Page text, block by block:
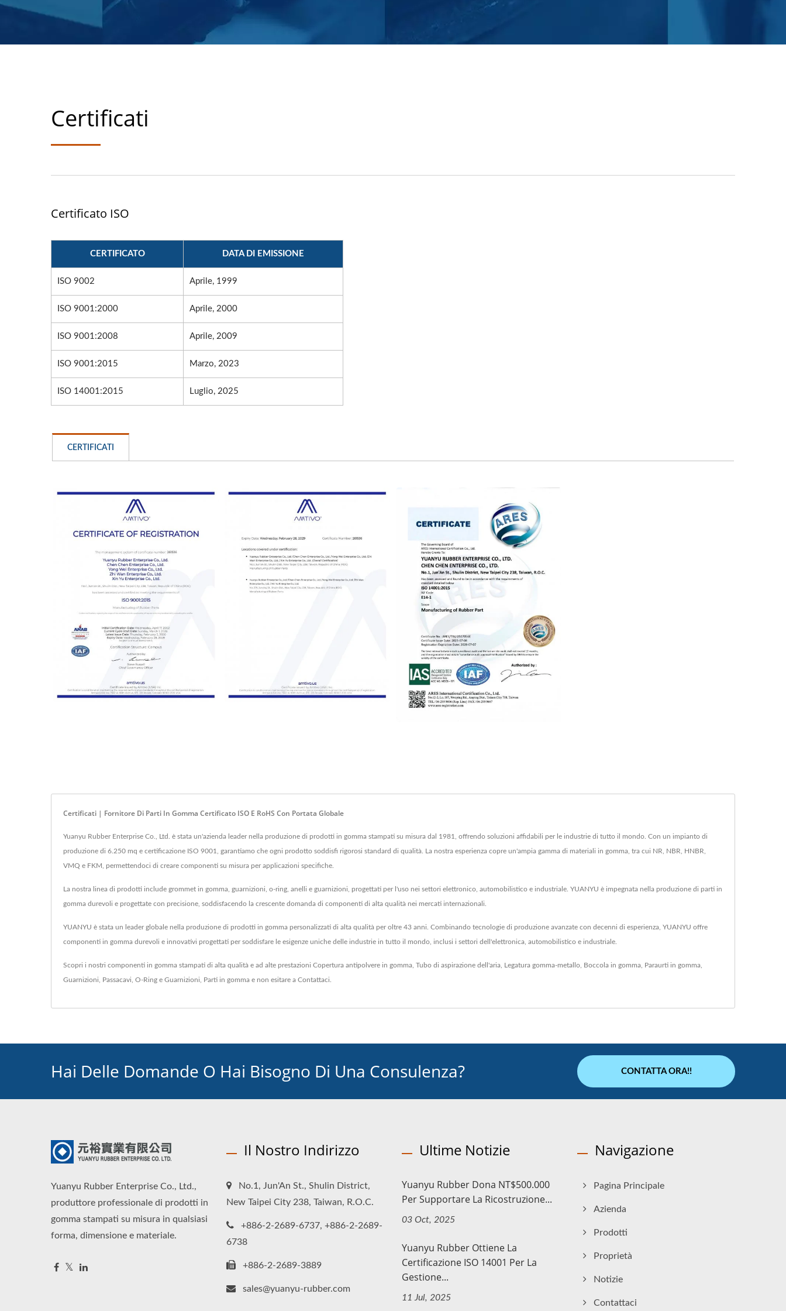
Certificati
Certificato ISO
CERTIFICATO DATA DI EMISSIONE
ISO 9002 Aprile, 1999
ISO 9001:2000 Aprile, 2000
ISO 9001:2008 Aprile, 2009
ISO 9001:2015 Marzo, 2023
ISO 14001:2015 Luglio, 2025
CERTIFICATI
Certificati | Fornitore Di Parti In Gomma Certificato ISO E RoHS Con Portata Globale
Yuanyu Rubber Enterprise Co., Ltd. è stata un'azienda leader nella produzione di prodotti in gomma stampati su misura dal 1981, offrendo soluzioni affidabili per le industrie di tutto il mondo. Con un impianto di
produzione di 6.250 mq e certificazione ISO 9001, garantiamo che ogni prodotto soddisfi rigorosi standard di qualità. La nostra esperienza copre un'ampia gamma di materiali in gomma, tra cui NR, NBR, HNBR,
VMQ e FKM, permettendoci di creare componenti su misura per applicazioni specifiche.
La nostra linea di prodotti include grommet in gomma, guarnizioni, o-ring, anelli e guarnizioni, progettati per l'uso nei settori elettronico, automobilistico e industriale. YUANYU è impegnata nella produzione di parti in
gomma durevoli e progettate con precisione, soddisfacendo la crescente domanda di componenti di alta qualità nei mercati internazionali.
YUANYU è stata un leader globale nella produzione di prodotti in gomma personalizzati di alta qualità per oltre 43 anni. Combinando tecnologie di produzione avanzate con decenni di esperienza, YUANYU offre
componenti in gomma durevoli e innovativi progettati per soddisfare le esigenze uniche delle industrie in tutto il mondo, inclusi i settori dell'elettronica, automobilistico e industriale.
Scopri i nostri componenti in gomma stampati di alta qualità e ad alte prestazioni Copertura antipolvere in gomma Tubo di aspirazione dell'aria Legatura gomma-metallo Boccola in gomma Paraurti in gomma
Guarnizioni Passacavi O-Ring e Guarnizioni Parti in gomma e non esitare a Contattaci
Hai Delle Domande O Hai Bisogno Di Una Consulenza? CONTATTA ORA!!
Yuanyu Rubber Enterprise Co., Ltd.,
produttore professionale di prodotti in
gomma stampati su misura in qualsiasi
forma, dimensione e materiale.
Il Nostro Indirizzo
No.1, Jun'An St., Shulin District,
New Taipei City 238, Taiwan, R.O.C.
+886-2-2689-6737, +886-2-2689-
6738
+886-2-2689-3889
sales@yuanyu-rubber.com
Ultime Notizie
Yuanyu Rubber Dona NT$500.000
Per Supportare La Ricostruzione...
03 Oct, 2025
Yuanyu Rubber Ottiene La
Certificazione ISO 14001 Per La
Gestione...
11 Jul, 2025
Navigazione
Pagina Principale
Azienda
Prodotti
Proprietà
Notizie
Contattaci